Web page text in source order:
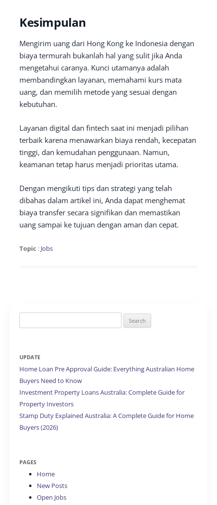
Kesimpulan
Mengirim uang dari Hong Kong ke Indonesia dengan
biaya termurah bukanlah hal yang sulit jika Anda
mengetahui caranya. Kunci utamanya adalah
membandingkan layanan, memahami kurs mata
uang, dan memilih metode yang sesuai dengan
kebutuhan.
Layanan digital dan fintech saat ini menjadi pilihan
terbaik karena menawarkan biaya rendah, kecepatan
tinggi, dan kemudahan penggunaan. Namun,
keamanan tetap harus menjadi prioritas utama.
Dengan mengikuti tips dan strategi yang telah
dibahas dalam artikel ini, Anda dapat menghemat
biaya transfer secara signifikan dan memastikan
uang sampai ke tujuan dengan aman dan cepat.
Topic : Jobs
for:
UPDATE
Home Loan Pre Approval Guide: Everything Australian Home
Buyers Need to Know
Investment Property Loans Australia: Complete Guide for
Property Investors
Stamp Duty Explained Australia: A Complete Guide for Home
Buyers (2026)
PAGES
Home
New Posts
Open Jobs